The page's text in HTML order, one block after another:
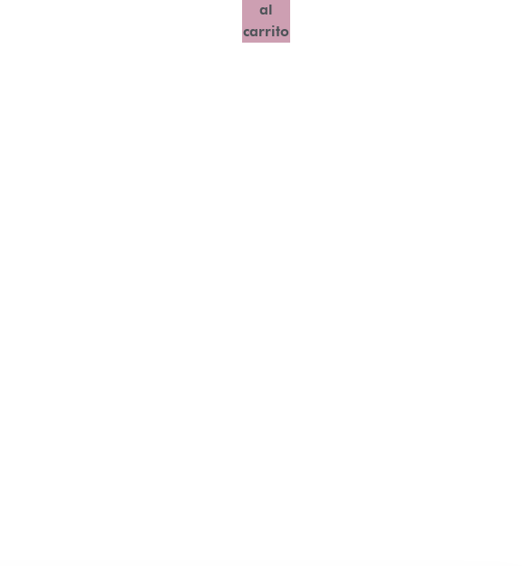
al
carrito